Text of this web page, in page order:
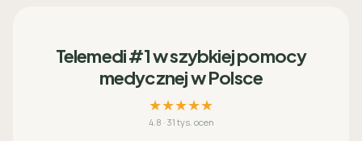
Telemedi #1 w szybkiej pomocy
medycznej w Polsce
★★★★★
4.8 · 31 tys. ocen